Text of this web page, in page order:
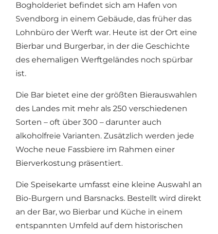
Bogholderiet befindet sich am Hafen von
Svendborg in einem Gebäude, das früher das
Lohnbüro der Werft war. Heute ist der Ort eine
Bierbar und Burgerbar, in der die Geschichte
des ehemaligen Werftgeländes noch spürbar
ist.
Die Bar bietet eine der größten Bierauswahlen
des Landes mit mehr als 250 verschiedenen
Sorten – oft über 300 – darunter auch
alkoholfreie Varianten. Zusätzlich werden jede
Woche neue Fassbiere im Rahmen einer
Bierverkostung präsentiert.
Die Speisekarte umfasst eine kleine Auswahl an
Bio-Burgern und Barsnacks. Bestellt wird direkt
an der Bar, wo Bierbar und Küche in einem
entspannten Umfeld auf dem historischen